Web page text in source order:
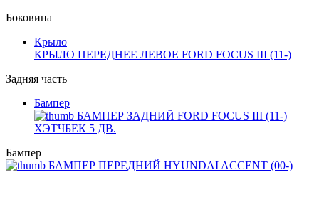
Боковина
Крыло
КРЫЛО ПЕРЕДНЕЕ ЛЕВОЕ FORD FOCUS III (11-)
Задняя часть
Бампер
БАМПЕР ЗАДНИЙ FORD FOCUS III (11-)
ХЭТЧБЕК 5 ДВ.
Бампер
БАМПЕР ПЕРЕДНИЙ HYUNDAI ACCENT (00-)